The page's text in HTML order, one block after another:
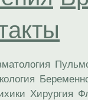
Хирургия